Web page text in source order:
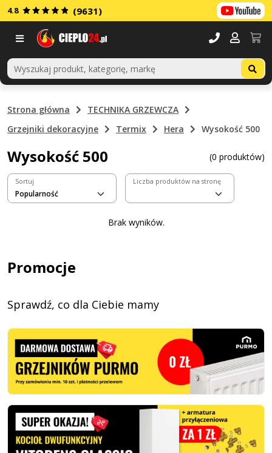
4.8 (9631)
Strona główna
TECHNIKA GRZEWCZA
Grzejniki dekoracyjne
Termix Hera Wysokość 500
Wysokość 500 (0 produktów)
Sortuj Liczba produktów na stronę
Brak wyników.
Promocje
Sprawdź, co dla Ciebie mamy